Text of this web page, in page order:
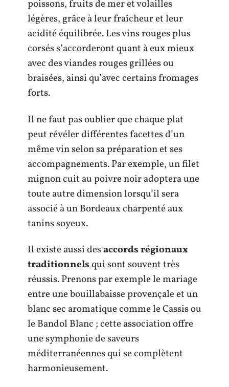
poissons, fruits de mer et volailles
légères, grâce à leur fraîcheur et leur
acidité équilibrée. Les vins rouges plus
corsés s’accorderont quant à eux mieux
avec des viandes rouges grillées ou
braisées, ainsi qu’avec certains fromages
forts.
Il ne faut pas oublier que chaque plat
peut révéler différentes facettes d’un
même vin selon sa préparation et ses
accompagnements. Par exemple, un filet
mignon cuit au poivre noir adoptera une
toute autre dimension lorsqu’il sera
associé à un Bordeaux charpenté aux
tanins soyeux.
Il existe aussi desaccords régionaux
traditionnelsqui sont souvent très
réussis. Prenons par exemple le mariage
entre une bouillabaisse provençale et un
blanc sec aromatique comme le Cassis ou
le Bandol Blanc ; cette association offre
une symphonie de saveurs
méditerranéennes qui se complètent
harmonieusement.